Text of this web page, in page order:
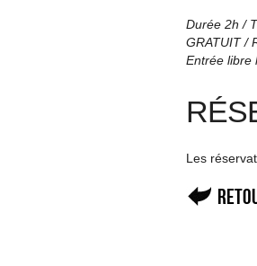
Durée 2h /
GRATUIT /
Entrée libre
Les